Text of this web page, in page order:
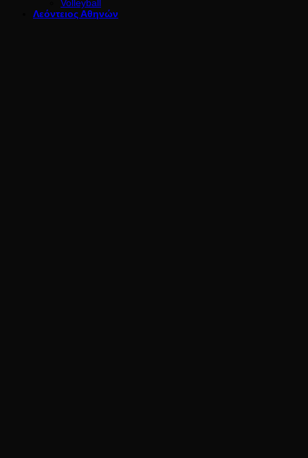
Volleyball
Λεόντειος Αθηνών